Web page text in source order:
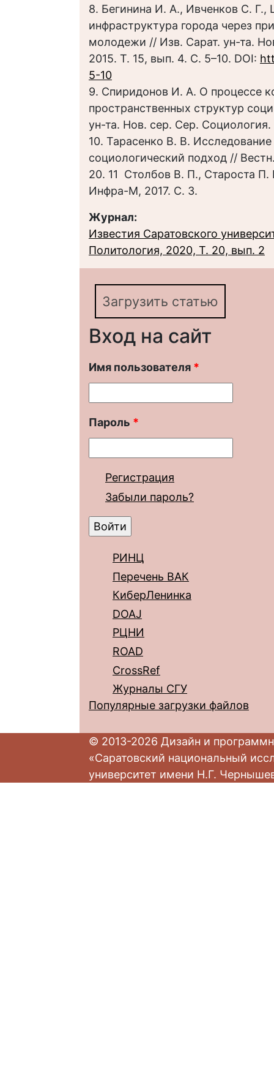
8. Бегинина И. А., Ивченков С.
инфраструктура города через
молодежи // Изв. Сарат. ун-та.
2015. Т. 15, вып. 4. С. 5–10. DOI:
5-10
9. Спиридонов И. А. О процессе
пространственных структур
ун-та. Нов. сер. Сер.
10. Тарасенко В. В.
социологический подход //
20. 11 Столбов В. П., Староста
Инфра-М, 2017. С. 3.
Журнал:
Известия Саратовского
Политология, 2020, Т. 20, вып. 2
Загрузить статью
Вход на сайт
Имя пользователя *
Пароль *
Регистрация
Забыли пароль?
РИНЦ
Перечень ВАК
КиберЛенинка
DOAJ
РЦНИ
ROAD
CrossRef
Журналы СГУ
Популярные загрузки файлов
© 2013-2026 Дизайн и
«Саратовский национальный
университет имени Н.Г.